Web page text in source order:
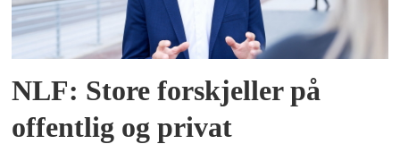
NLF: Store forskjeller på
offentlig og privat